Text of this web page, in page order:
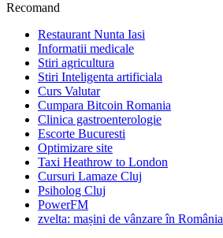
Recomand
Restaurant Nunta Iasi
Informatii medicale
Stiri agricultura
Stiri Inteligenta artificiala
Curs Valutar
Cumpara Bitcoin Romania
Clinica gastroenterologie
Escorte Bucuresti
Optimizare site
Taxi Heathrow to London
Cursuri Lamaze Cluj
Psiholog Cluj
PowerFM
zvelta: mașini de vânzare în România